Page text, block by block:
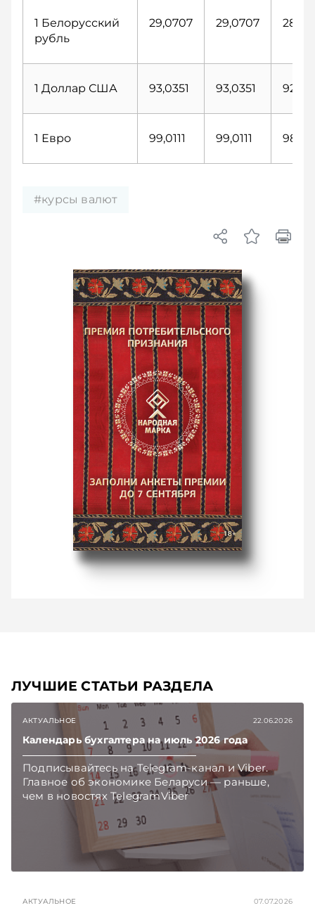
1 Белорусский
рубль
29,0707 29,0707
1 Доллар США 93,0351 93,0351
1 Евро 99,0111 99,0111
#курсы валют
ЛУЧШИЕ СТАТЬИ РАЗДЕЛА
АКТУАЛЬНОЕ 22.06.2026
Календарь бухгалтера на июль 2026 года
Подписывайтесь на Telegram‑канал и Viber.
Главное об экономике Беларуси — раньше,
чем в новостях TelegramViber
АКТУАЛЬНОЕ 07.07.2026